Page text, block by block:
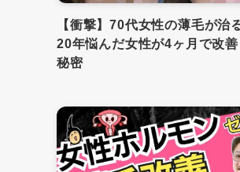
【衝撃】70代女性の薄毛が治
20年悩んだ女性が4ヶ月で改善
秘密